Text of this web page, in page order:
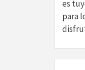
es
para